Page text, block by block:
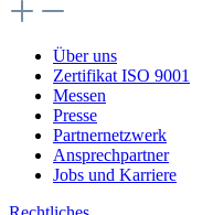
Über uns
Zertifikat ISO 9001
Messen
Presse
Partnernetzwerk
Ansprechpartner
Jobs und Karriere